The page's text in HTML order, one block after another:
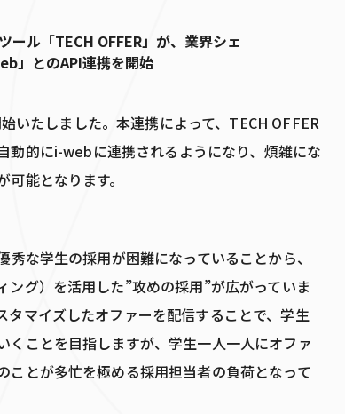
いたしました。本連携によって、TECH OFFER
動的にi-webに連携されるようになり、煩雑にな
能となります。
な学生の採用が困難になっていることから、
グ）を活用した”攻めの採用”が広がっていま
マイズしたオファーを配信することで、学生
ことを目指しますが、学生一人一人にオファ
とが多忙を極める採用担当者の負荷となって